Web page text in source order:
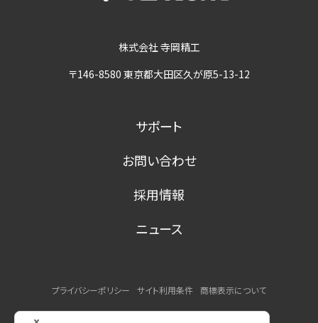
株式会社 寺岡精工
〒146-8580 東京都大田区久が原5-13-12
サポート
お問い合わせ
採用情報
ニュース
プライバシーポリシー サイト利用条件
商標表示について
MSDSの提供について